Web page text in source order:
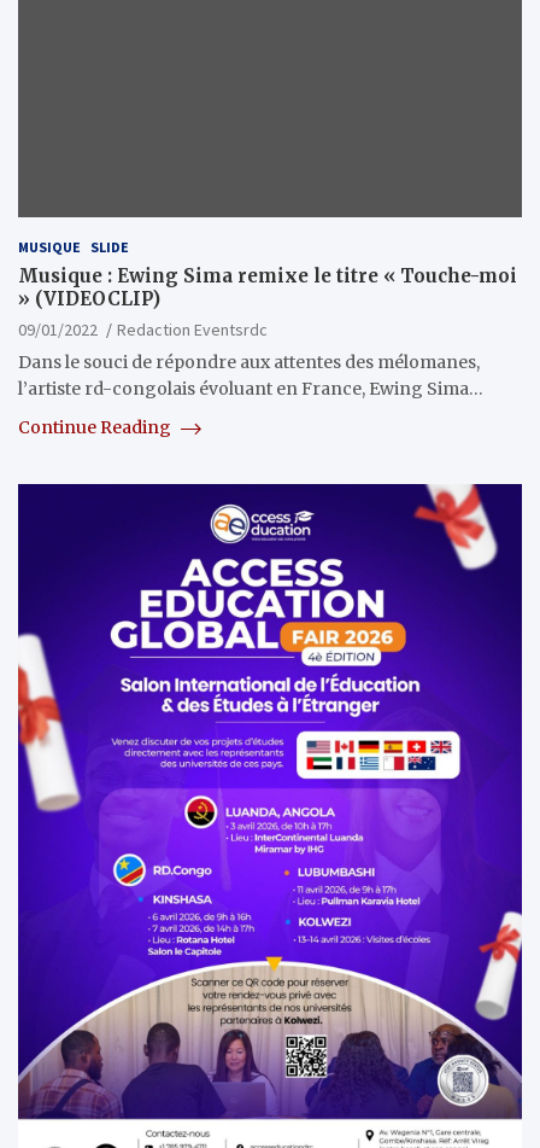
MUSIQUE SLIDE
Musique : Ewing Sima remixe le titre « Touche-moi
» (VIDEOCLIP)
09/01/2022
Redaction Eventsrdc
Dans le souci de répondre aux attentes des mélomanes,
l’artiste rd-congolais évoluant en France, Ewing Sima…
Continue Reading